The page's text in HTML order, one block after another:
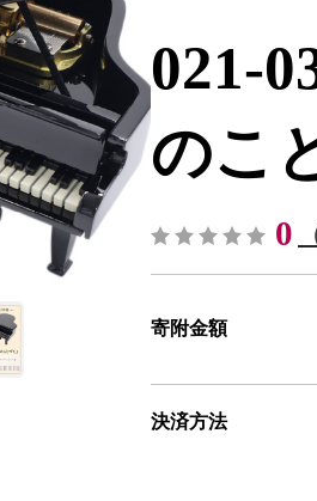
021-
のこ
0
寄附金額
決済方法